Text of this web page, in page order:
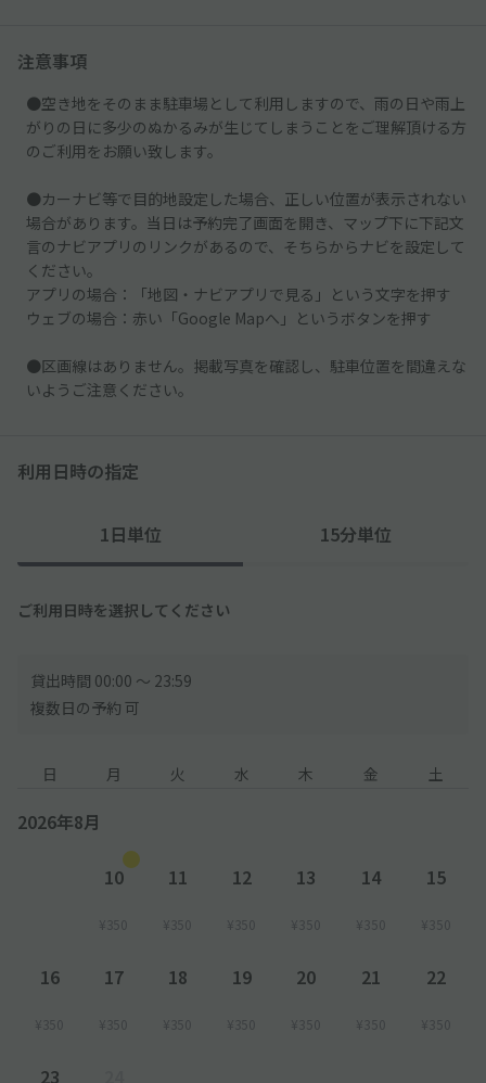
注意事項
●空き地をそのまま駐車場として利用しますので、雨の日や雨上
がりの日に多少のぬかるみが生じてしまうことをご理解頂ける方
のご利用をお願い致します。
●カーナビ等で目的地設定した場合、正しい位置が表示されない
場合があります。当日は予約完了画面を開き、マップ下に下記文
言のナビアプリのリンクがあるので、そちらからナビを設定して
ください。
アプリの場合：「地図・ナビアプリで見る」という文字を押す
ウェブの場合：赤い「Google Mapへ」というボタンを押す
●区画線はありません。掲載写真を確認し、駐車位置を間違えな
いようご注意ください。
利用日時の指定
1日単位 15分単位
ご利用日時を選択してください
貸出時間 00:00 〜 23:59
複数日の予約 可
日 月 火 水 木 金 土
2026年8月
10
¥350
11
¥350
12
¥350
13
¥350
14
¥350
15
¥350
16
¥350
17
¥350
18
¥350
19
¥350
20
¥350
21
¥350
22
¥350
23